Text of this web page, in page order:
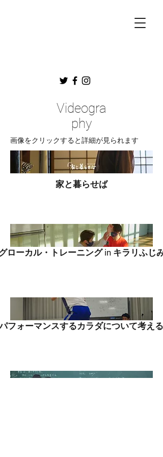
Videogra
phy
​画像をクリックすると詳細が見られます
家と暮らせば
ローカル・トレーニング in キラリふじみ
フォーマンスするカラダについて考える